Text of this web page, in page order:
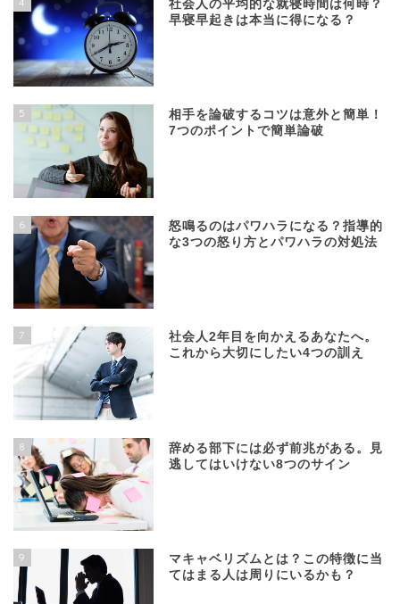
社会人の平均的な就寝時間は何時？
早寝早起きは本当に得になる？
5
相手を論破するコツは意外と簡単！
7つのポイントで簡単論破
6
怒鳴るのはパワハラになる？指導的
な3つの怒り方とパワハラの対処法
7
社会人2年目を向かえるあなたへ。
これから大切にしたい4つの訓え
8
辞める部下には必ず前兆がある。見
逃してはいけない8つのサイン
9
マキャベリズムとは？この特徴に当
てはまる人は周りにいるかも？